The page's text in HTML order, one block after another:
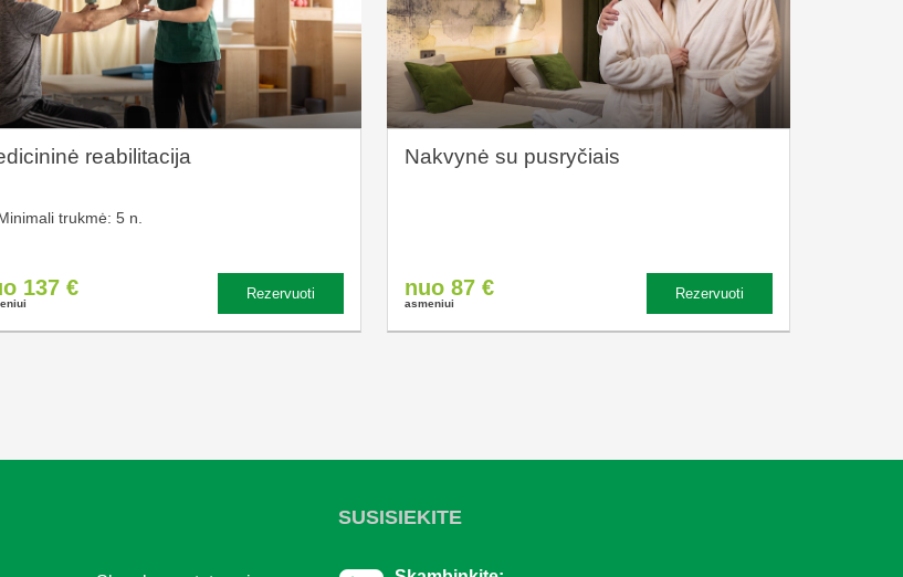
reabilitacija
trukmė: 5 n.
137 € Rezervuoti
Nakvynė su pusryčiais
nuo 87 €
asmeniui
Rezervuoti
SUSISIEKITE